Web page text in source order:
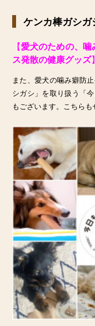
ケンカ棒ガシガ
【愛犬のための、噛
ス発散の健康グッズ】
また、愛犬の噛み癖防
シガシ」を取り扱う「
もございます。こちら